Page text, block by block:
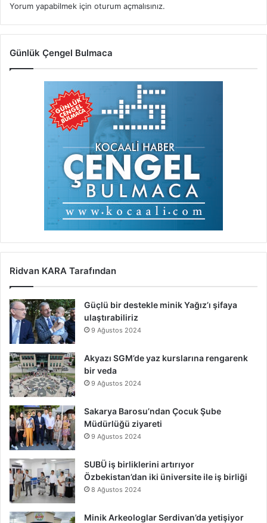
Yorum yapabilmek için oturum açmalısınız.
Günlük Çengel Bulmaca
Ridvan KARA Tarafından
Güçlü bir destekle minik Yağız’ı şifaya
ulaştırabiliriz
9 Ağustos 2024
Akyazı SGM’de yaz kurslarına rengarenk
bir veda
9 Ağustos 2024
Sakarya Barosu’ndan Çocuk Şube
Müdürlüğü ziyareti
9 Ağustos 2024
SUBÜ iş birliklerini artırıyor
Özbekistan’dan iki üniversite ile iş birliği
8 Ağustos 2024
Minik Arkeologlar Serdivan’da yetişiyor